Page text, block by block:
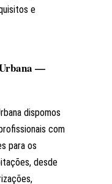
e
—
dispomos
com
para os
desde